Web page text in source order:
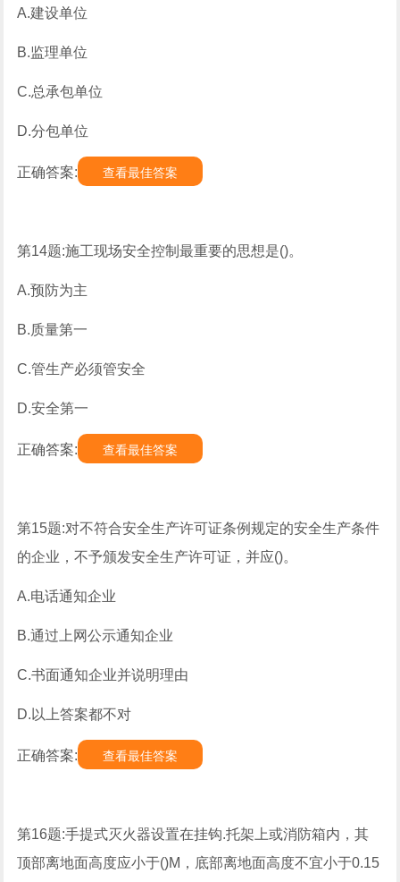
A.建设单位
B.监理单位
C.总承包单位
D.分包单位
正确答案: 查看最佳答案
第14题:施工现场安全控制最重要的思想是()。
A.预防为主
B.质量第一
C.管生产必须管安全
D.安全第一
正确答案: 查看最佳答案
第15题:对不符合安全生产许可证条例规定的安全生产条件
的企业，不予颁发安全生产许可证，并应()。
A.电话通知企业
B.通过上网公示通知企业
C.书面通知企业并说明理由
D.以上答案都不对
正确答案: 查看最佳答案
第16题:手提式灭火器设置在挂钩.托架上或消防箱内，其
顶部离地面高度应小于()M，底部离地面高度不宜小于0.15